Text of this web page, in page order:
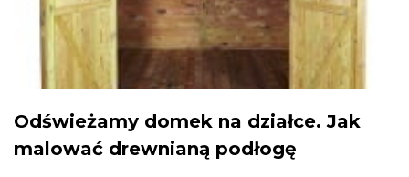
Odświeżamy domek na działce. Jak
malować drewnianą podłogę